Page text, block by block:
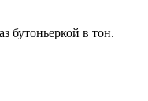
бутоньеркой в тон.